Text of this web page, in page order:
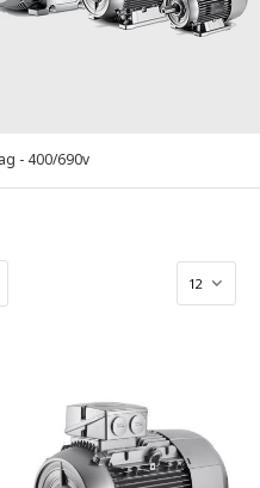
- 400/690v